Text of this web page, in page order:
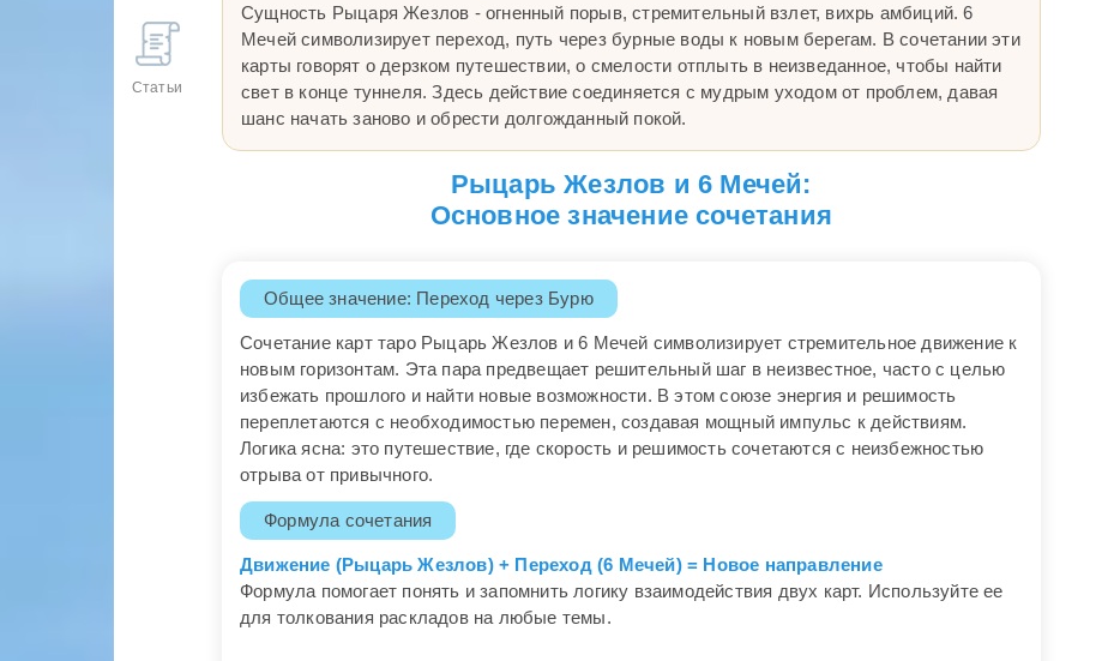
Статьи
Сущность Рыцаря Жезлов - огненный порыв, стремительный взлет, вихрь амбиций. 6
Мечей символизирует переход, путь через бурные воды к новым берегам. В сочетании эти
карты говорят о дерзком путешествии, о смелости отплыть в неизведанное, чтобы найти
свет в конце туннеля. Здесь действие соединяется с мудрым уходом от проблем, давая
шанс начать заново и обрести долгожданный покой.
Рыцарь Жезлов и 6 Мечей:
Основное значение сочетания
Общее значение: Переход через Бурю
Сочетание карт таро Рыцарь Жезлов и 6 Мечей символизирует стремительное движение к
новым горизонтам. Эта пара предвещает решительный шаг в неизвестное, часто с целью
избежать прошлого и найти новые возможности. В этом союзе энергия и решимость
переплетаются с необходимостью перемен, создавая мощный импульс к действиям.
Логика ясна: это путешествие, где скорость и решимость сочетаются с неизбежностью
отрыва от привычного.
Формула сочетания
Движение (Рыцарь Жезлов) + Переход (6 Мечей) = Новое направление
Формула помогает понять и запомнить логику взаимодействия двух карт. Используйте ее
для толкования раскладов на любые темы.